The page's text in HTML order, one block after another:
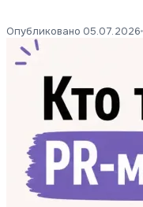
Опубликовано 05.07.2026